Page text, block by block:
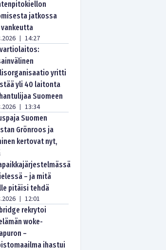
jatkossa
| 14:27
yritti
yli 40 laitonta
Suomeen
| 13:34
Suomen
Grönroos ja
kertovat nyt,
– ja mitä
pitäisi tehdä
| 12:01
rekrytoi
woke-
–
ihastui